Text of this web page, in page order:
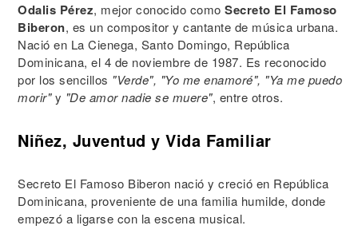
Odalis Pérez, mejor conocido como Secreto El Famoso
Biberon, es un compositor y cantante de música urbana.
Nació en La Cienega, Santo Domingo, República
Dominicana, el 4 de noviembre de 1987. Es reconocido
por los sencillos "Verde", "Yo me enamoré", "Ya me puedo
morir"y "De amor nadie se muere", entre otros.
Niñez, Juventud y Vida Familiar
Secreto El Famoso Biberon nació y creció en República
Dominicana, proveniente de una familia humilde, donde
empezó a ligarse con la escena musical.